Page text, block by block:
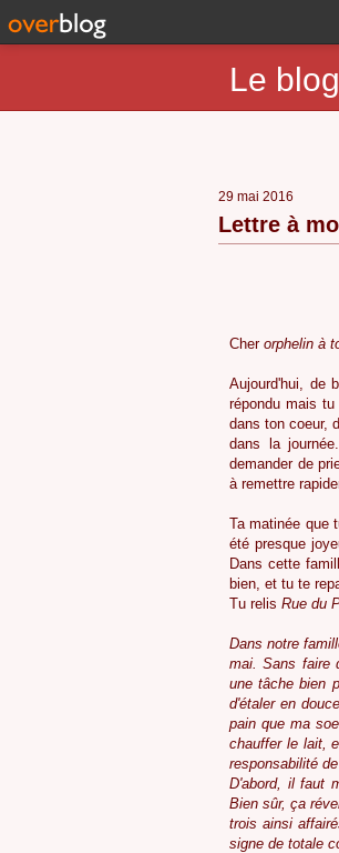
Le
29 mai 2016
Lettre à
Cher orphelin à
Aujourd'hui, de
répondu mais
dans ton coeur,
dans la
demander de
à remettre
Ta matinée que
été presque
Dans cette
bien, et tu te
Tu relis Rue du
Dans notre
mai. Sans faire
une tâche bien
d'étaler en
pain que ma
chauffer le lait,
responsabilité
D'abord, il faut
Bien sûr, ça
trois ainsi
signe de totale